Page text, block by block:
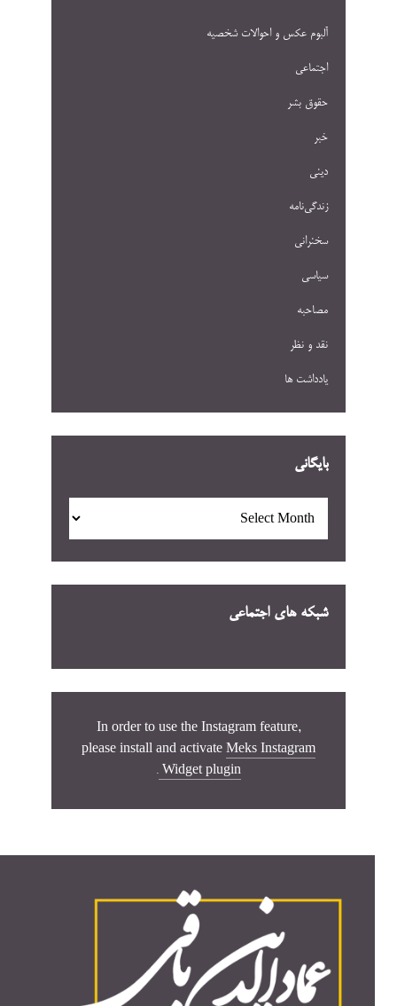
آلبوم عکس و احوالات شخصيه
اجتماعی
حقوق بشر
خبر
دینی
زندگی‌نامه
سخنرانی
سیاسی
مصاحبه
نقد و نظر
یادداشت ها
بایگانی
شبکه های اجتماعی
In order to use the Instagram feature,
please install and activate Meks Instagram
Widget plugin
.